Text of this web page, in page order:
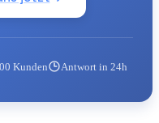
Kunden Antwort in 24h